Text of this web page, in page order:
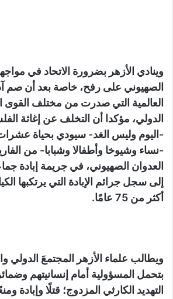
وينادي الأزهر بضرورة الاتحاد في
الصهيوني على رفح، خاصة بعد أن صم
العالمية التي صدرت من مختلف القوى
الدولي، مؤكدا أن التخلف عن إغاثة
-اليوم وليس الغد- سيودي بحياة عشرات
-نساء وشيوخا وأطفالا ‏وشبابا- من
العدوان الصهيوني، في جريمة إبادة
إلى سجل جرائم ‏الإبادة التي يرتكبها
أكثر من 75 عامًا.‏
ويطالب علماء الأزهر المجتمعَ الدولي
بتحمل المسؤولية أمام إنسانيتهم
التهديد الكارثي المزدوج؛ قتلًا وإبادة